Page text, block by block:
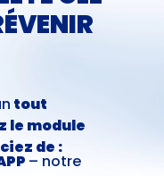
tout
le module
de :
– notre